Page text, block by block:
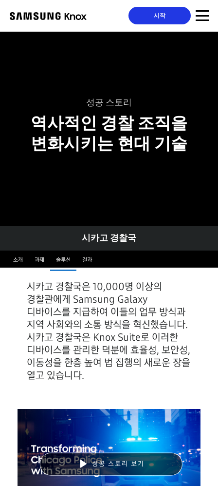
시작
성공 스토리
역사적인 경찰 조직을
변화시키는 현대 기술
시카고 경찰국
소개 과제 솔루션 결과
시카고 경찰국은 10,000명 이상의
경찰관에게 Samsung Galaxy
디바이스를 지급하여 이들의 업무 방식과
지역 사회와의 소통 방식을 혁신했습니다.
시카고 경찰국은 Knox Suite로 이러한
디바이스를 관리한 덕분에 효율성, 보안성,
이동성을 한층 높여 법 집행의 새로운 장을
열고 있습니다.
성공 스토리 보기